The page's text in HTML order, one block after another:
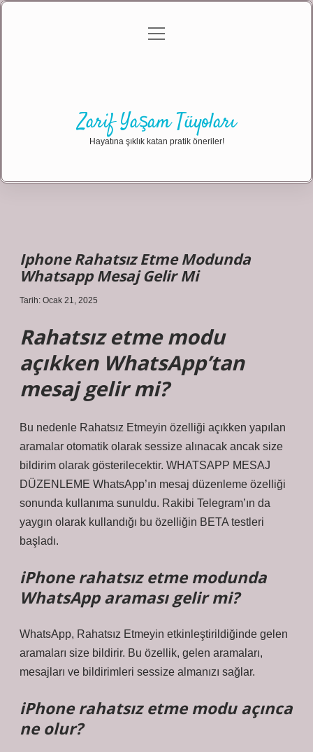
Gizlilik Politikası
menüyü
Zarif Yaşam Tüyoları
Hayatına şıklık katan pratik öneriler!
Iphone Rahatsız Etme Modunda
Whatsapp Mesaj Gelir Mi
Tarih: Ocak 21, 2025
Rahatsız etme modu
açıkken WhatsApp’tan
mesaj gelir mi?
Bu nedenle Rahatsız Etmeyin özelliği açıkken yapılan
aramalar otomatik olarak sessize alınacak ancak size
bildirim olarak gösterilecektir. WHATSAPP MESAJ
DÜZENLEME WhatsApp’ın mesaj düzenleme özelliği
sonunda kullanıma sunuldu. Rakibi Telegram’ın da
yaygın olarak kullandığı bu özelliğin BETA testleri
başladı.
iPhone rahatsız etme modunda
WhatsApp araması gelir mi?
WhatsApp, Rahatsız Etmeyin etkinleştirildiğinde gelen
aramaları size bildirir. Bu özellik, gelen aramaları,
mesajları ve bildirimleri sessize almanızı sağlar.
iPhone rahatsız etme modu açınca
ne olur?